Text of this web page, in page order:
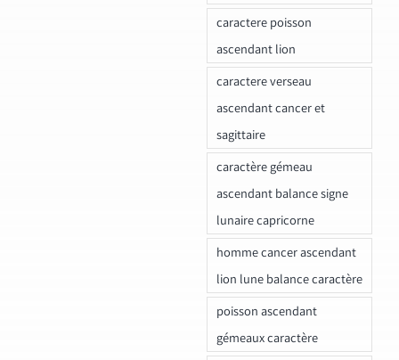
caractere poisson
ascendant lion
caractere verseau
ascendant cancer et
sagittaire
caractère gémeau
ascendant balance signe
lunaire capricorne
homme cancer ascendant
lion lune balance caractère
poisson ascendant
gémeaux caractère